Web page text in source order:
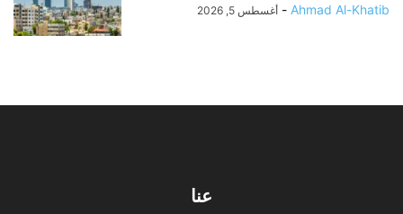
Ahmad Al-Khatib
- أغسطس 5, 2026
عنا